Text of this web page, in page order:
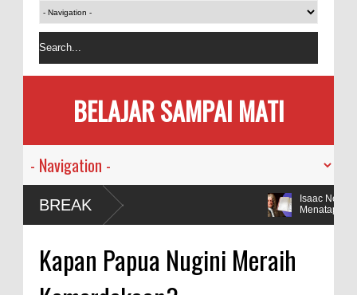
BELAJAR SAMPAI MATI
BREAK
Isaac Newton dan
Menatap Dunia
COVID-19
Kapan Papua Nugini Meraih